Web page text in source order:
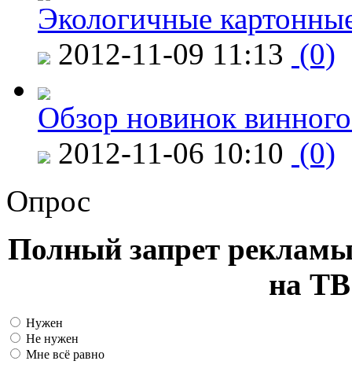
Экологичные
2012-11-09 11:13 (0)
Обзор новинок
2012-11-06 10:10 (0)
Опрос
Полный запрет
на ТВ
Нужен
Не нужен
Мне всё равно